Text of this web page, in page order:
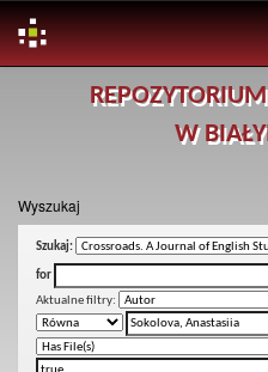
W
Wyszukaj
Szukaj:
for
Aktualne filtry: